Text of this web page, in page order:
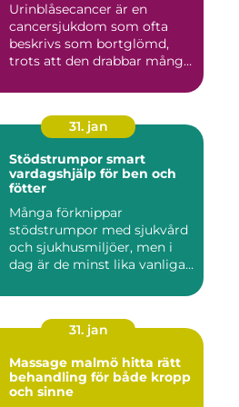
Urinblåsecancer är en
cancersjukdom som ofta
beskrivs som bortglömd,
trots att den drabbar många
31. jan
Stödstrumpor smart
vardagshjälp för ben och
fötter
Många förknippar
stödstrumpor med sjukvård
och sjukhusmiljöer, men i
dag är de minst lika vanliga
31. jan
Massage malmö hitta rätt
behandling för både kropp
och sinne